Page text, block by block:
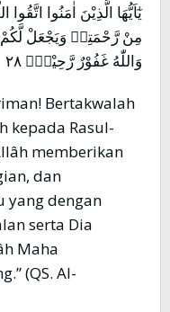
يٰٓاَيُّهَا الَّذِيْنَ اٰمَنُوا
مِنْ رَّحْمَتِهٖ وَيَجْعَلْ
وَاللّٰهُ غَفُوْرٌ رَّحِيْمٌۙ ٢٨
Bertakwalah
kepada Rasul-
memberikan
dan
yang dengan
serta Dia
Maha
(QS. Al-